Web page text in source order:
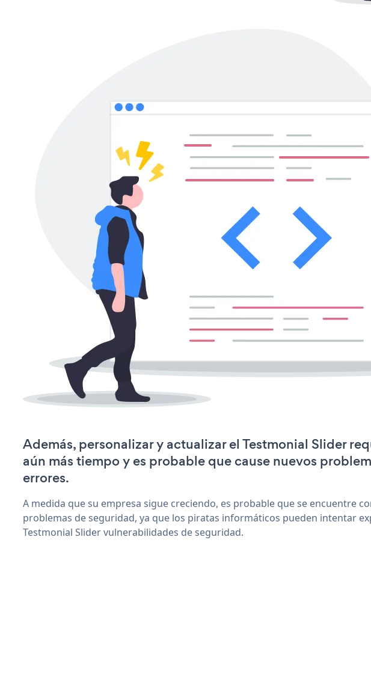
Además, personalizar y actualizar el Testmonial Slider
aún más tiempo y es probable que cause nuevos
errores.
A medida que su empresa sigue creciendo, es probable que se encuentre
problemas de seguridad, ya que los piratas informáticos pueden intentar
Testmonial Slider vulnerabilidades de seguridad.